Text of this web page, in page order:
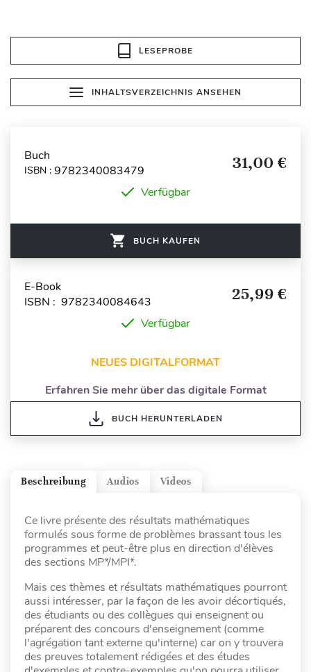
LESEPROBE
INHALTSVERZEICHNIS ANSEHEN
Buch
ISBN : 9782340083479 31,00 €
Verfügbar
BUCH KAUFEN
E-Book
ISBN : 9782340084643
25,99 €
Verfügbar
NEUES DIGITALFORMAT
Erfahren Sie mehr über das digitale Format
BUCH HERUNTERLADEN
Videos
Audios
Beschreibung
Ce livre présente des résultats mathématiques
formulés sous forme de problèmes brassant tous les
programmes et peut-être plus en direction d'élèves
des sections MP*/MPI*.
Mais ces thèmes et résultats mathématiques pourront
aussi intéresser, par la façon de les avoir décortiqués,
des étudiants ou des collègues qui enseignent ou
préparent des concours d'enseignement (comme
l'agrégation tant externe qu'interne) car on y trouvera
des preuves totalement rédigées et des études